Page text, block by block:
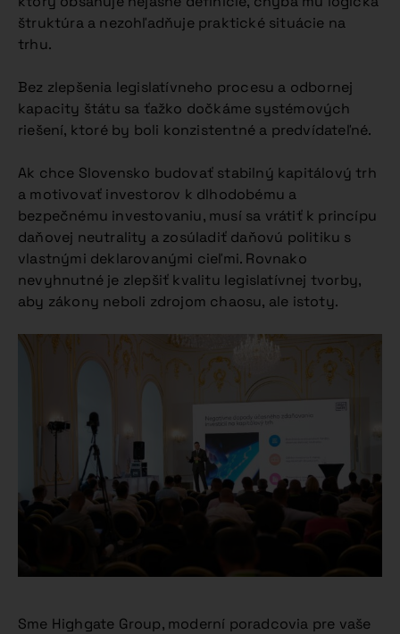
štruktúra a nezohľadňuje praktické situácie na
trhu.
Bez zlepšenia legislatívneho procesu a odbornej
kapacity štátu sa ťažko dočkáme systémových
riešení, ktoré by boli konzistentné a predvídateľné.
Ak chce Slovensko budovať stabilný kapitálový trh
a motivovať investorov k dlhodobému a
bezpečnému investovaniu, musí sa vrátiť k princípu
daňovej neutrality a zosúladiť daňovú politiku s
vlastnými deklarovanými cieľmi. Rovnako
nevyhnutné je zlepšiť kvalitu legislatívnej tvorby,
aby zákony neboli zdrojom chaosu, ale istoty.
Sme Highgate Group, moderní poradcovia pre vaše